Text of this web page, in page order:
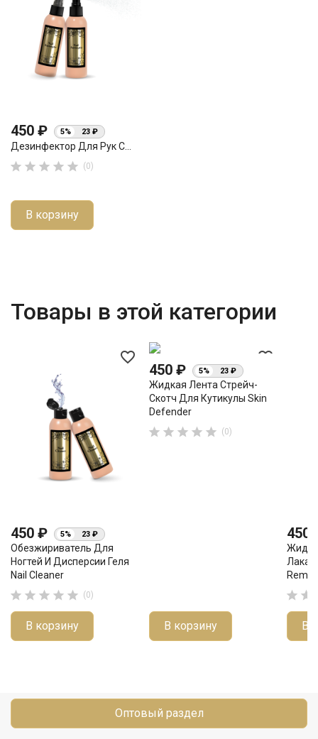
450 ₽ 5% 23 ₽
Дезинфектор Для Рук С...
     (0)
В корзину
Товары в этой категории
favorite_border
450 ₽ 5% 23 ₽
Обезжириватель Для
Ногтей И Дисперсии Геля
Nail Cleaner
     (0)
В корзину
favorite_border
450 ₽ 5% 23 ₽
Жидкая Лента Стрейч-
Скотч Для Кутикулы Skin
Defender
     (0)
В корзину
450
Лака
 
В
Оптовый раздел